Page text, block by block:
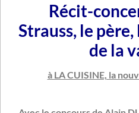
Récit-
Strauss, le
de la
à LA CUISINE, la